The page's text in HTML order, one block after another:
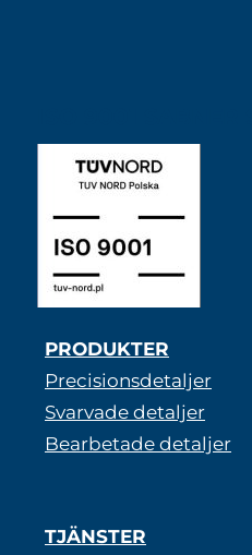
PRODUKTER
Precisionsdetaljer
Svarvade detaljer
Bearbetade detaljer
TJÄNSTER